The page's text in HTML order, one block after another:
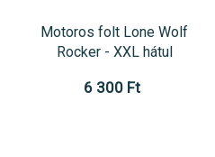
Motoros folt Lone Wolf
Rocker - XXL hátul
6 300 Ft